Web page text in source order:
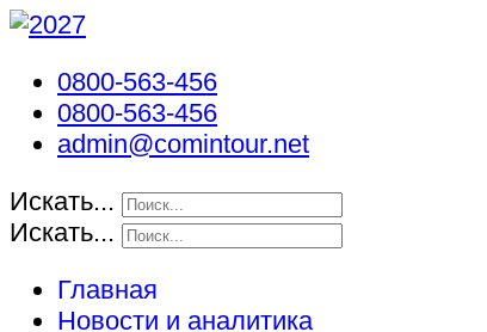
0800-563-456
0800-563-456
admin@comintour.net
Искать...
Искать...
Главная
Новости и аналитика